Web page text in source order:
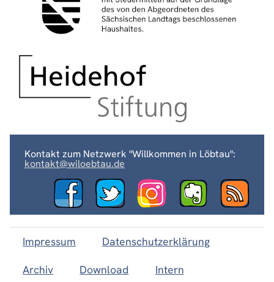
Kontakt zum Netzwerk "Willkommen in Löbtau":
kontakt@wiloebtau.de
Impressum
Datenschutzerklärung
Archiv
Download Intern